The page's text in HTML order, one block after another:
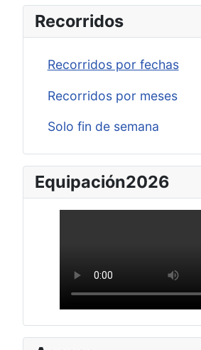
Recorridos
Recorridos por fechas
Recorridos por meses
Solo fin de semana
Equipación2026